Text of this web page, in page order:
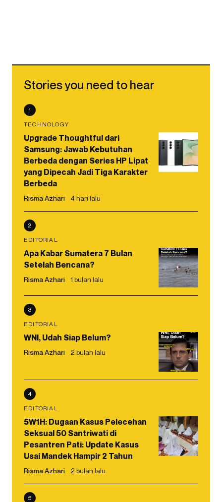
Stories you need to hear
1
TECHNOLOGY
Upgrade Thoughtful dari
Samsung: Jawab Kebutuhan
Berbeda dengan Series HP Lipat
yang Dipecah Jadi Tiga Karakter
Berbeda
Risma Azhari 4 hari lalu
2
EDITORIAL
Apa Kabar Sumatera 7 Bulan
Setelah Bencana?
Risma Azhari 1 bulan lalu
3
EDITORIAL
WNI, Udah Siap Belum?
Risma Azhari 2 bulan lalu
4
EDITORIAL
5W1H: Dugaan Kasus Pelecehan
Seksual 50 Santriwati di
Pesantren Pati: Update Kasus
Usai Mandek Hampir 2 Tahun
Risma Azhari 2 bulan lalu
5